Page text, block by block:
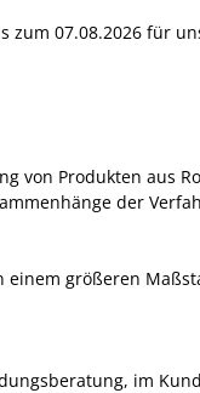
zum 07.08.2026 für
von Produkten aus
der
einem größeren
im